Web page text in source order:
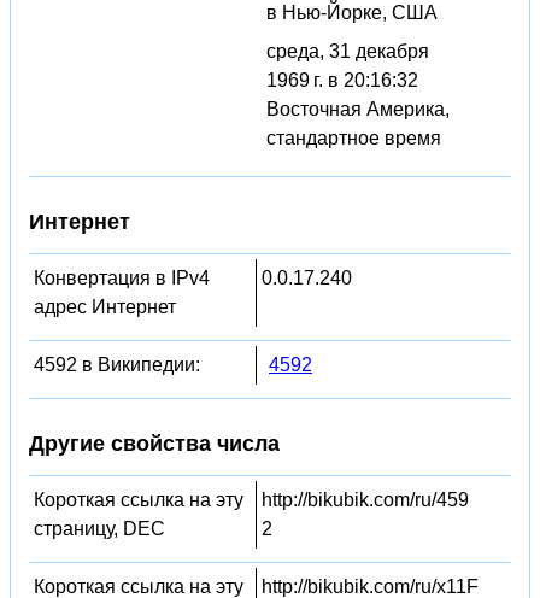
в Нью-Йорке, США
среда, 31 декабря
1969 г. в 20:16:32
Восточная Америка,
стандартное время
Интернет
Конвертация в IPv4
адрес Интернет
0.0.17.240
4592 в Википедии: 4592
Другие свойства числа
Короткая ссылка на эту
страницу, DEC
http://bikubik.com/ru/459
2
Короткая ссылка на эту
http://bikubik.com/ru/x11F